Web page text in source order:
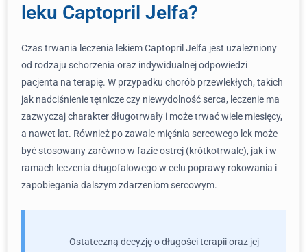
leku Captopril Jelfa?
Czas trwania leczenia lekiem Captopril Jelfa jest uzależniony
od rodzaju schorzenia oraz indywidualnej odpowiedzi
pacjenta na terapię. W przypadku chorób przewlekłych, takich
jak nadciśnienie tętnicze czy niewydolność serca, leczenie ma
zazwyczaj charakter długotrwały i może trwać wiele miesięcy,
a nawet lat. Również po zawale mięśnia sercowego lek może
być stosowany zarówno w fazie ostrej (krótkotrwale), jak i w
ramach leczenia długofalowego w celu poprawy rokowania i
zapobiegania dalszym zdarzeniom sercowym.
Ostateczną decyzję o długości terapii oraz jej